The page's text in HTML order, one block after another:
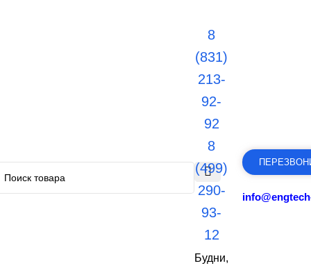
8
(831)
213-
92-
92
8
(499)
290-
93-
12
Будни,